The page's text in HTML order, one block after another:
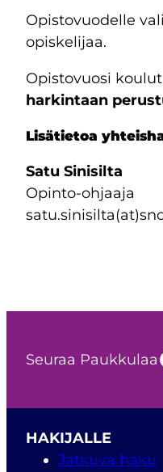
Opistovuodelle
opiskelijaa.
Opistovuosi
harkintaan
Lisätietoa
Satu Sinisilta
Opinto-ohjaaja
Seuraa Paukkulaa
HAKIJALLE
Jatkuva haku